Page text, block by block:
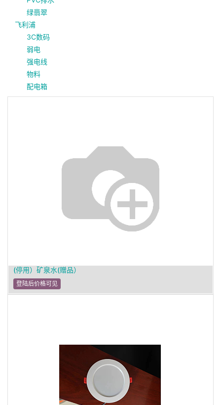
绿翡翠
飞利浦
3C数码
弱电
强电线
物料
配电箱
(停用）矿泉水(赠品）
登陆后价格可见